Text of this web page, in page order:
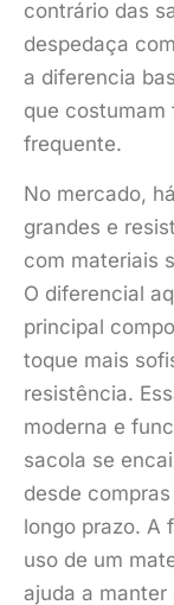
contrário das
despedaça
a diferencia
que costumam
frequente.
No mercado,
grandes e
com materiais
O diferencial
principal
toque mais
resistência.
moderna e
sacola se
desde
longo prazo. A
uso de um
ajuda a